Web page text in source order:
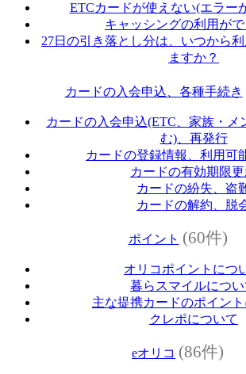
ETCカードが使えない(エラー
キャッシングの利用が
27日の引き落とし分は、いつから
ますか？
カードの入会申込、各種手続き
カードの入会申込(ETC、家族・メ
む)、再発行
カードの登録情報、利用可
カードの有効期限
カードの紛失、盗
カードの解約、脱
ポイント (60件)
オリコポイントにつ
暮らスマイルについ
主な提携カードのポイン
クレポについて
eオリコ (86件)